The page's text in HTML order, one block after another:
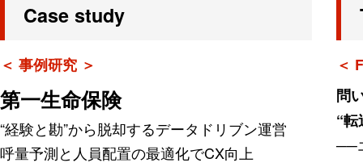
Case study
＜ 事例研究 ＞
第一生命保険
“経験と勘”から脱却するデータドリブン運営
呼量予測と人員配置の最適化でCX向上
＜
問
“
──